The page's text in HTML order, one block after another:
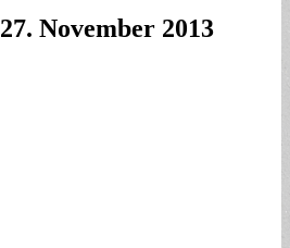
27. November 2013